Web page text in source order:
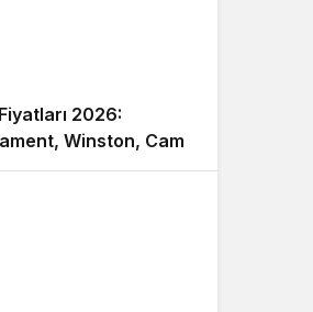
2026:
Winston, Camel
Zamlı